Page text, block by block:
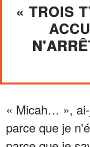
« TROIS
« Micah… »,
parce que je